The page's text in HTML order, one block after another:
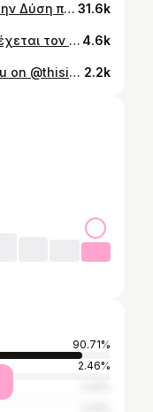
Μπορεί ο καθένας να φτάσει στην Δύση πηγαίνοντας ίσια στην Ανατολή. #denksero #pavlospavlidis Photo: @marizacaps 31.6k
📣Το Release Athens 2025 υποδέχεται τον @pavlos.pavlidis.official, το Σάββατο 21 Ιουνίου, στην Πλατεία Νερού! 💥Ο σπουδαίος τραγουδοποιός, μετά από δύο συνεχόμενα sold-out στο Floyd Live Music Venue και άλλο ένα στο Δημοτικό Θέατρο Λυκαβηττού, επιστρέφει στην Πλατεία Νερού για μια συναυλία-σταθμό στην τεράστια καριέρα του! 👉🏻Ακριβώς πριν, η σκηνή του φεστιβάλ θα φιλοξενήσει άλλο ένα μεγάλο όνομα, αφού ο υπέροχος @kbhta επιστρέφει στο Release Athens δύο χρόνια μετά τη θριαμβευτική εμφάνιση των Στέρεο Νόβα στον ίδιο χώρο. Τη βραδιά θα ανοίξουν οι εξαιρετικοί @super_stereo_thess. 🔗Η διάθεση των εισιτηρίων ξεκινάει άμεσα. ⚠️ΠΡΟΣΟΧΗ! Αποκλειστικός πάροχος εισιτηρίων του Release Athens Festival είναι η more.com & το δίκτυο συνεργατών της. ❌Μην προβείτε σε αγορά από οποιαδήποτε άλλη online υπηρεσία διάθεσης εισιτηρίων, κυρίως του εξωτερικού (όπως Viagogo/StubHub/Ticombo) #releaseathens25 #pavlospavlidis #kbhta #makingmemoriestogether #naeisaiekei 4.6k
Something new is waiting for you on @thisisfine.records #youtube channel. Can you guess? /// #tbt to this sold out show at Lycabettus Theater. Directed by Stelios Zoidis / @stelioszoo ~ camera operators: @kissthefrogathens & @rooftop_studio_ #pavlospavlidis #Λ24 #live #lycabettus #newvideo #tbt #videooftheday #reeloftheday #athensgreece // @pavlos.pavlidis.official ++ special thanks to @novelvox for their awesome collab. / Thank you for your support xx 2.2k
90.71%
2.46%